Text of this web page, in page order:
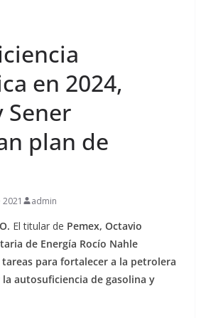
en 2024,
Sener
plan de
admin
El titular de Pemex, Octavio
de Energía Rocío Nahle
tareas para fortalecer a la petrolera
autosuficiencia de gasolina y